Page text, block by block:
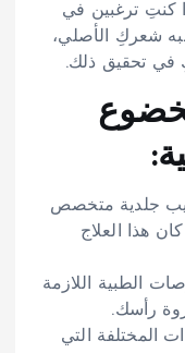
كنتِ ترغبين في
شعركِ الأصلي،
في تحقيق ذلك.
جلدية متخصص
هذا العلاج
الطبية اللازمة
رأسك.
المختلفة التي